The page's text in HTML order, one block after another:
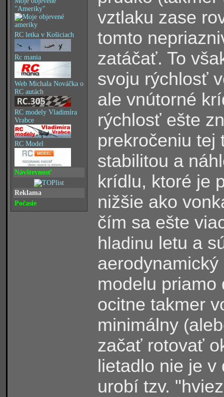
"Ameriky"
RC letka v Košiciach
Rc mania
Web Michala Nováčka o
RC autách
RC modely Vladimíra
Vrabce
RC Model
Návštevnosť
Reklama
Počasie
vztlaku zase
tomto
zatáčať. To
svoju rýchlosť
ale vnútorné
rýchlosť ešte
prekročeniu tej
stabilitou a
krídlu, ktoré je
nižšie ako
čím sa ešte
hladinu letu a
modelu priamo
ocitne takmer
minimálny (
začať rotovať
lietadlo nie je v
urobí tzv.